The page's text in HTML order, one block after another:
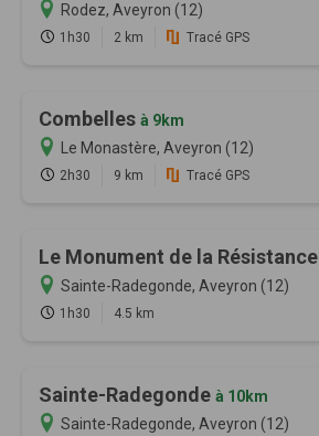
Rodez, Aveyron (12)
1h30 2 km Tracé GPS
Combelles à 9km
Le Monastère, Aveyron (12)
2h30 9 km Tracé GPS
Le Monument de la Résistance
Sainte-Radegonde, Aveyron (12)
1h30 4.5 km
Sainte-Radegonde à 10km
Sainte-Radegonde, Aveyron (12)